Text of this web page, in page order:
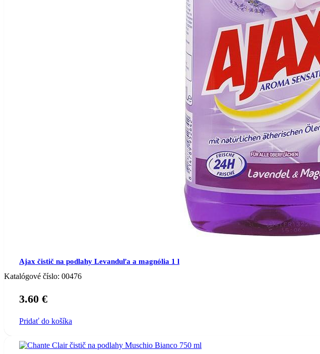
Ajax čistič na podlahy Levanduľa a magnólia 1 l
Katalógové číslo: 00476
3.60 €
Pridať do košíka